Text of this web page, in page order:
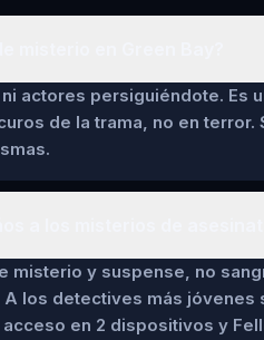
actores persiguiéndote. Es
de la trama, no en
misterio y suspense, no
A los detectives más
en 2 dispositivos y